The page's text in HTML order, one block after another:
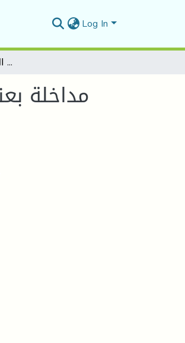
Log In
مداخلة بعنوان: تطور نشاط الصكوك على المستوى العالمي للفترة 2001-2016